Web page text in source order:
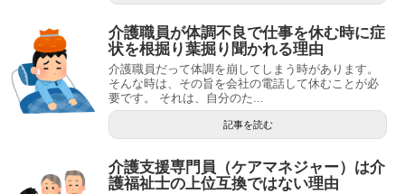
介護職員が体調不良で仕事を休む時に症
状を根掘り葉掘り聞かれる理由
介護職員だって体調を崩してしまう時があります。
そんな時は、その旨を会社の電話して休むことが必
要です。 それは、自分のた...
記事を読む
介護支援専門員（ケアマネジャー）は介
護福祉士の上位互換ではない理由